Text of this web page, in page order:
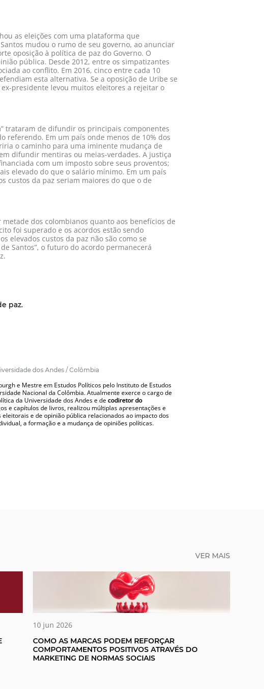
as eleições com uma plataforma que
mudou o rumo de seu governo, ao anunciar
oposição à política de paz do Governo. O
pública. Desde 2012, entre os simpatizantes
ao conflito. Em 2016, cinco entre cada 10
esta alternativa. Se a oposição de Uribe se
presidente levou muitos eleitores a rejeitar o
trataram de difundir os principais componentes
referendo. Em um país onde menos de 10% dos
o caminho para uma iminente mudança de
difundir mentiras ou meias-verdades. A justiça
com um imposto sobre seus proventos;
elevado do que o salário mínimo. Em um país
custos da paz seriam maiores do que o de
dos colombianos quanto aos benefícios de
foi superado e os acordos estão sendo
elevados custos da paz não são como se
Santos”, o futuro do acordo permanecerá
paz.
dos Andes / Colômbia
e Mestre em Estudos Políticos pelo Instituto de Estudos
Nacional da Colômbia. Atualmente exerce o cargo de
da Universidade dos Andes e decodiretor do
e capítulos de livros, realizou múltiplas apresentações e
e de opinião pública relacionados ao impacto dos
a formação e a mudança de opiniões políticas.
VER MAIS
10 jun 2026
COMO AS MARCAS PODEM REFORÇAR
COMPORTAMENTOS POSITIVOS ATRAVÉS DO
MARKETING DE NORMAS SOCIAIS